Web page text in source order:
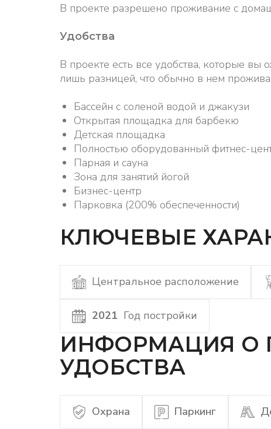
В проекте разрешено проживание с
Удобства
В проекте есть все удобства, которые вы
лишь разницей, что обычно в нем
Бассейн с соленой водой и джакузи
Открытая площадка для барбекю
Детская площадка
Полностью оборудованный фитнес-
Парная и сауна
Зона для занятий йогой
Бизнес-центр
Парковка (200% обеспеченности)
КЛЮЧЕВЫЕ
Центральное расположение
2021 Год постройки
ИНФОРМАЦИЯ О
УДОБСТВА
Охрана Паркинг